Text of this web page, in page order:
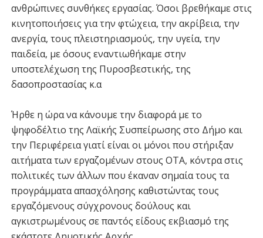
ανθρώπινες συνθήκες εργασίας. Όσοι βρεθήκαμε στις
κινητοποιήσεις για την φτώχεια, την ακρίβεια, την
ανεργία, τους πλειστηριασμούς, την υγεία, την
παιδεία, με όσους εναντιωθήκαμε στην
υποστελέχωση της Πυροσβεστικής, της
δασοπροστασίας κ.α
Ήρθε η ώρα να κάνουμε την διαφορά με το
ψηφοδέλτιο της Λαϊκής Συσπείρωσης στο Δήμο και
την Περιφέρεια γιατί είναι οι μόνοι που στήριξαν
αιτήματα των εργαζομένων στους ΟΤΑ, κόντρα στις
πολιτικές των άλλων που έκαναν σημαία τους τα
προγράμματα απασχόλησης καθιστώντας τους
εργαζόμενους σύγχρονους δούλους και
αγκιστρωμένους σε παντός είδους εκβιασμό της